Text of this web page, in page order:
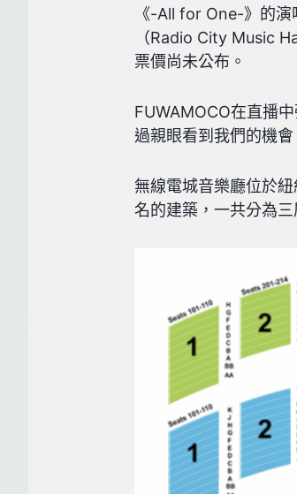
《-All for One-》的
（Radio City Music
票價尚未公布。
FUWAMOCO在直播
過親眼看到我們的機會
無線電城音樂廳位於
名的建築，一共分為